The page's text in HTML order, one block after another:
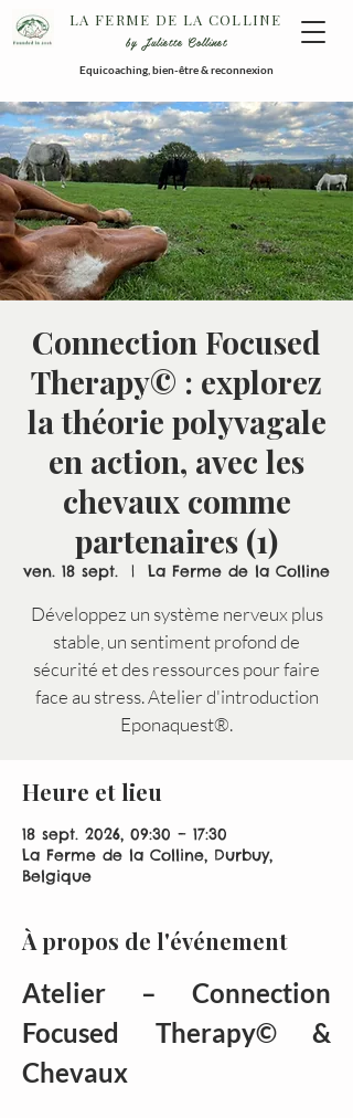
LA FERME DE LA COLLINE
by Juliette Collinet
Equicoaching, bien-être & reconnexion
Connection Focused
Therapy© : explorez
la théorie polyvagale
en action, avec les
chevaux comme
partenaires (1)
ven. 18 sept.
  |
La Ferme de la Colline
Développez un système nerveux plus
stable, un sentiment profond de
sécurité et des ressources pour faire
face au stress. Atelier d'introduction
Eponaquest®.
Heure et lieu
18 sept. 2026, 09:30 – 17:30
La Ferme de la Colline, Durbuy,
Belgique
À propos de l'événement
Atelier – Connection
Focused Therapy© &
Chevaux